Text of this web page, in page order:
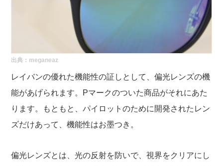
出典： meganeaz
レイバンの優れた機能性の証しとして、偏光レンズの機
能があげられます。Pマークのついた商品がそれにあた
ります。もともと、パイロットのために開発されたレン
ズだけあって、機能性はお墨つき。
偏光レンズとは、光の反射を防いで、視界をクリアにし